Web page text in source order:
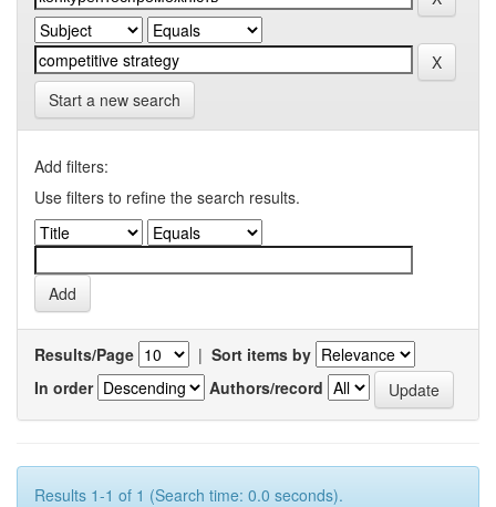
Start a new search
Add filters:
Use filters to refine the search results.
Results/Page | Sort items by
In order
Authors/record
Results 1-1 of 1 (Search time: 0.0 seconds).